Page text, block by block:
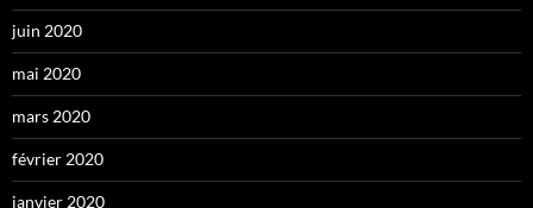
juin 2020
mai 2020
mars 2020
février 2020
janvier 2020